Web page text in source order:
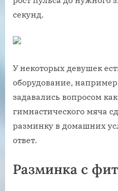
секунд.
У некоторых девушек
оборудование,
задавались вопросом
гимнастического мяча
разминку в домашних
ответ.
Разминка с